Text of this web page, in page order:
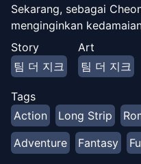
Sekarang, sebagai
menginginkan
secangkir teh hangat,
Sayang sekali takdir
seekor anjing neraka
Lalu, seekor monster
siang di berandaku.
lamaku terus
bantuan, yang lain...
Bertahan hidup?
Story
팀 더 지크
Art
팀 더 지크
Tags
Action
Long Strip
Adventure
Fantasy